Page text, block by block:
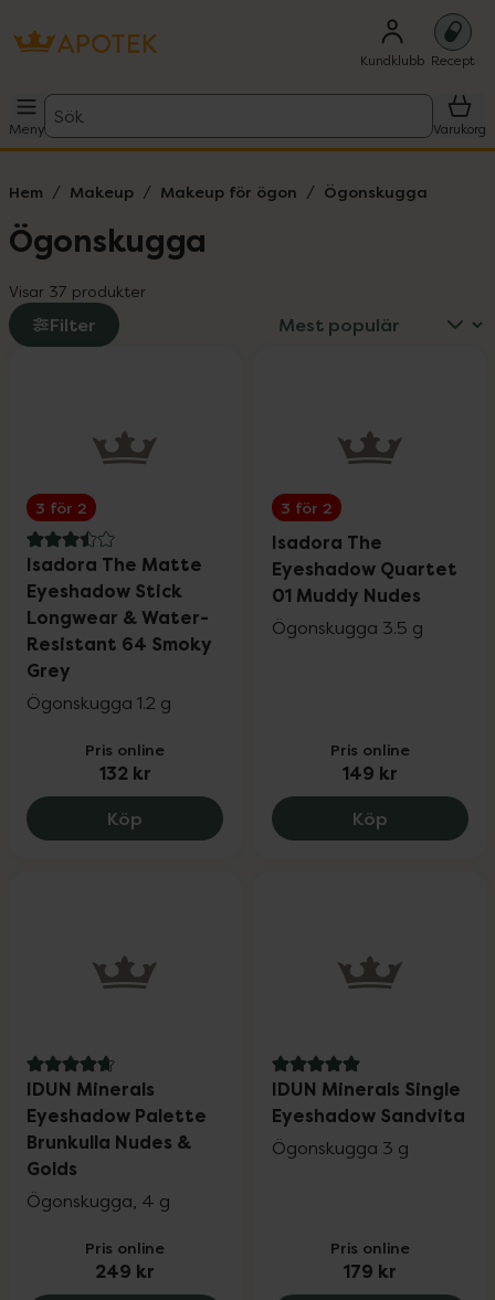
Kundklubb Recept
Meny
Sök
Varukorg
Hem Makeup Makeup för ögon Ögonskugga
Ögonskugga
Visar 37 produkter
Filter
3 för 2
3.5 av 5 i omdöme
Isadora The Matte
Eyeshadow Stick
Longwear & Water-
Resistant 64 Smoky
Grey
Ögonskugga 1.2 g
Pris online
132 kr
Köp Isadora The Matte Eyeshadow Stick
3 för 2
Isadora The
Eyeshadow Quartet
01 Muddy Nudes
Ögonskugga 3.5 g
Pris online
149 kr
Köp Isadora
4.8 av 5 i omdöme
IDUN Minerals
Eyeshadow Palette
Brunkulla Nudes &
Golds
Ögonskugga, 4 g
Pris online
249 kr
5 av 5 i omdöme
IDUN Minerals Single
Eyeshadow Sandvita
Ögonskugga 3 g
Pris online
179 kr